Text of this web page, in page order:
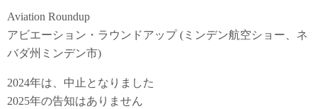
Aviation Roundup
アビエーション・ラウンドアップ (ミンデン航空ショー、ネ
バダ州ミンデン市)
2024年は、中止となりました
2025年の告知はありません